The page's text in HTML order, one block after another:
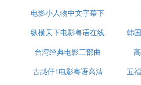
电影小人物中文字幕下
载
纵横天下电影粤语在线
观看
韩
台湾经典电影三部曲
古惑仔1电影粤语高清
五